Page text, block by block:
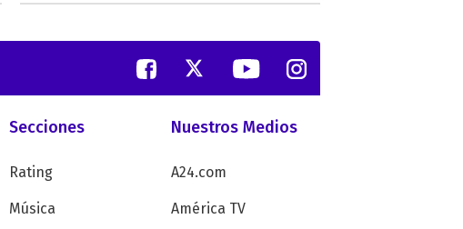
Secciones
Rating
Música
Nuestros Medios
A24.com
América TV